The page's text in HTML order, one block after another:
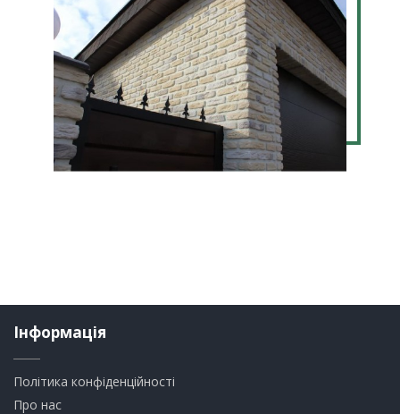
Інформація
Політика конфіденційності
Про нас